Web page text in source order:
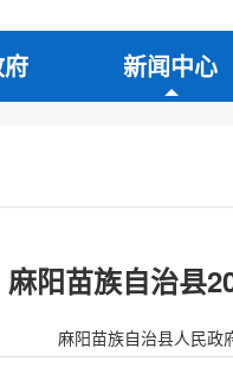
新闻中心
麻阳苗族自治县
麻阳苗族自治县人民政